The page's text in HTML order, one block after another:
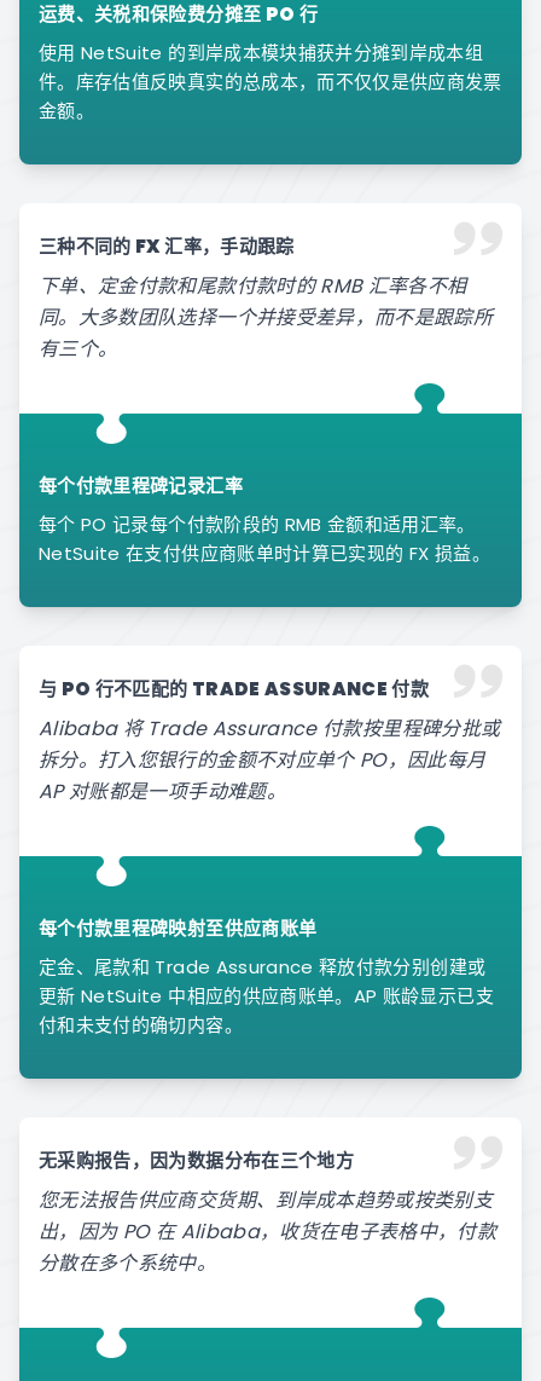
运费、关税和保险费分摊至 PO 行
使用 NetSuite 的到岸成本模块捕获并分摊到岸成本组
件。库存估值反映真实的总成本，而不仅仅是供应商发票
金额。
三种不同的 FX 汇率，手动跟踪
下单、定金付款和尾款付款时的 RMB 汇率各不相
同。大多数团队选择一个并接受差异，而不是跟踪所
有三个。
每个付款里程碑记录汇率
每个 PO 记录每个付款阶段的 RMB 金额和适用汇率。
NetSuite 在支付供应商账单时计算已实现的 FX 损益。
与 PO 行不匹配的 TRADE ASSURANCE 付款
Alibaba 将 Trade Assurance 付款按里程碑分批或
拆分。打入您银行的金额不对应单个 PO，因此每月
AP 对账都是一项手动难题。
每个付款里程碑映射至供应商账单
定金、尾款和 Trade Assurance 释放付款分别创建或
更新 NetSuite 中相应的供应商账单。AP 账龄显示已支
付和未支付的确切内容。
无采购报告，因为数据分布在三个地方
您无法报告供应商交货期、到岸成本趋势或按类别支
出，因为 PO 在 Alibaba，收货在电子表格中，付款
分散在多个系统中。